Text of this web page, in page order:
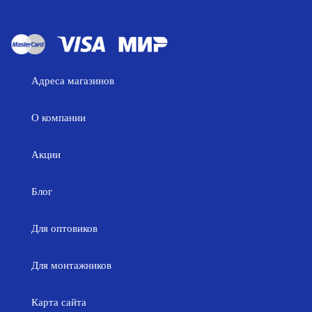
Адреса магазинов
О компании
Акции
Блог
Для оптовиков
Для монтажников
Карта сайта